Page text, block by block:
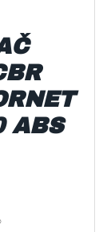
ABS